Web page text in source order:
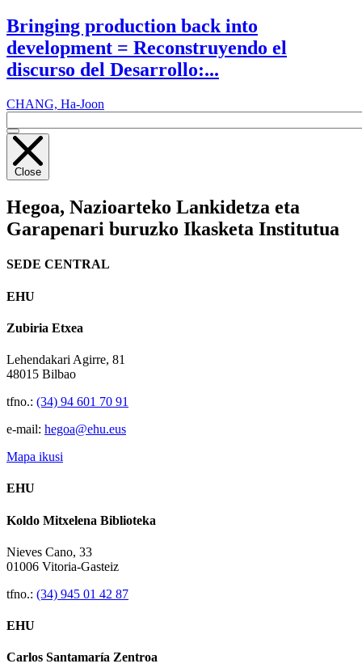
Bringing production back into
development = Reconstruyendo el
discurso del Desarrollo:...
CHANG, Ha-Joon
Close
Hegoa, Nazioarteko Lankidetza eta
Garapenari buruzko Ikasketa Institutua
SEDE CENTRAL
EHU
Zubiria Etxea
Lehendakari Agirre, 81
48015 Bilbao
tfno.: (34) 94 601 70 91
e-mail: hegoa@ehu.eus
Mapa ikusi
EHU
Koldo Mitxelena Biblioteka
Nieves Cano, 33
01006 Vitoria-Gasteiz
tfno.: (34) 945 01 42 87
EHU
Carlos Santamaría Zentroa